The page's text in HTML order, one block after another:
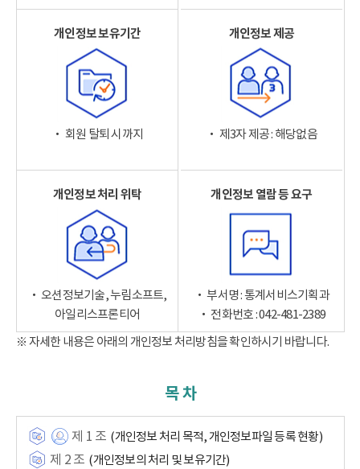
개인정보 보유기간
‧ 회원 탈퇴 시까지
개인정보 제공
‧ 제3자 제공 : 해당없음
개인정보 처리 위탁
‧ 오션정보기술, 누림소프트,
아일리스프론티어
개인정보 열람 등 요구
‧ 부서명 : 통계서비스기획과
‧ 전화번호 : 042-481-2389
※ 자세한 내용은 아래의 개인정보 처리방침을 확인하시기 바랍니다.
목 차
제 1 조 (개인정보 처리 목적, 개인정보파일 등록 현황)
제 2 조 (개인정보의 처리 및 보유기간)